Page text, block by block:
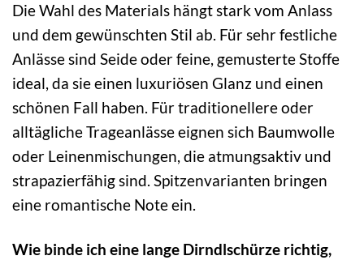
Die Wahl des Materials hängt stark vom Anlass
und dem gewünschten Stil ab. Für sehr festliche
Anlässe sind Seide oder feine, gemusterte Stoffe
ideal, da sie einen luxuriösen Glanz und einen
schönen Fall haben. Für traditionellere oder
alltägliche Trageanlässe eignen sich Baumwolle
oder Leinenmischungen, die atmungsaktiv und
strapazierfähig sind. Spitzenvarianten bringen
eine romantische Note ein.
Wie binde ich eine lange Dirndlschürze richtig,